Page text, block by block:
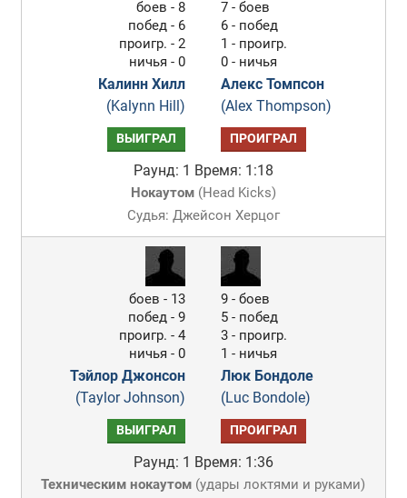
боев - 8
побед - 6
проигр. - 2
ничья - 0
Калинн Хилл
(Kalynn Hill)
7 - боев
6 - побед
1 - проигр.
0 - ничья
Алекс Томпсон
(Alex Thompson)
ВЫИГРАЛ ПРОИГРАЛ
Раунд: 1 Время: 1:18
Нокаутом(Head Kicks)
Судья: Джейсон Херцог
боев - 13
побед - 9
проигр. - 4
ничья - 0
Тэйлор Джонсон
(Taylor Johnson)
9 - боев
5 - побед
3 - проигр.
1 - ничья
Люк Бондоле
(Luc Bondole)
ВЫИГРАЛ ПРОИГРАЛ
Раунд: 1 Время: 1:36
Техническим нокаутом (удары локтями и руками)